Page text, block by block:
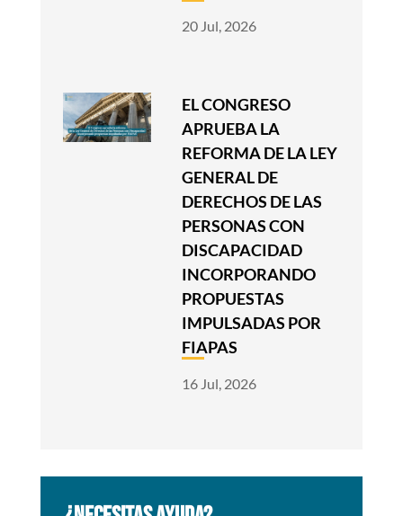
20 Jul, 2026
EL CONGRESO
APRUEBA LA
REFORMA DE LA LEY
GENERAL DE
DERECHOS DE LAS
PERSONAS CON
DISCAPACIDAD
INCORPORANDO
PROPUESTAS
IMPULSADAS POR
FIAPAS
16 Jul, 2026